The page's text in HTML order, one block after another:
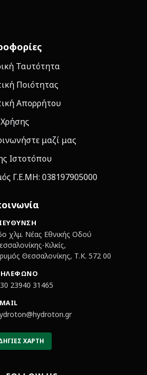
Ταυτότητα
Ποιότητας
Απορρήτου
μαζί μας
Ιστοτόπου
Γ.Ε.ΜΗ: 038197905000
χλμ. Νέας Εθνικής Οδού
Κιλκίς,
Θεσσαλονίκης, Τ.Κ. 572 00
23940 31465
ΧΆΡΤΗ